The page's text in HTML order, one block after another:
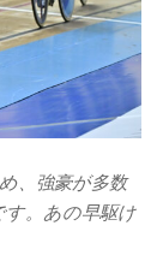
、強豪が多数
。あの早駆け